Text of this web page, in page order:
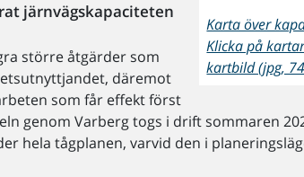
Karta över
Klicka på
kartbild (jpg,
järnvägskapaciteten
större åtgärder som
däremot
som får effekt först
genom Varberg togs i drift sommaren
hela tågplanen, varvid den i